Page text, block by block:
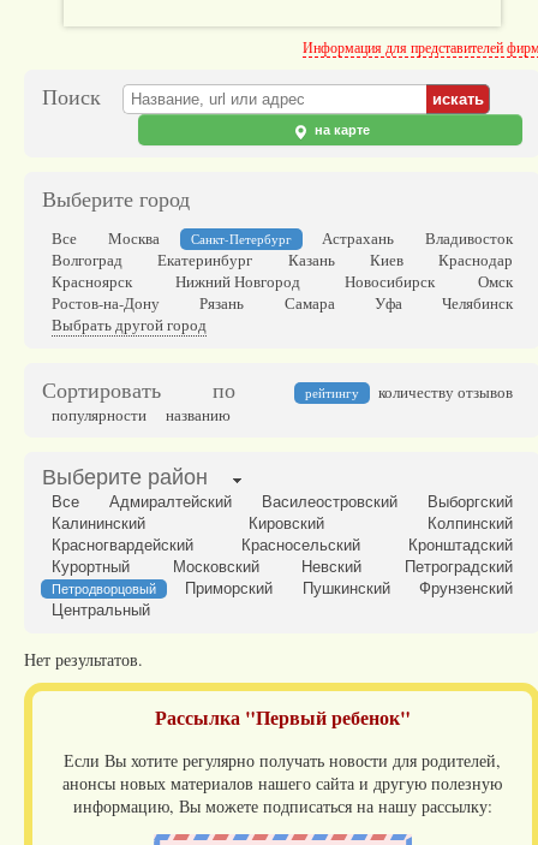
Информация для представителей
Поиск
на карте
Выберите город
Все Москва Санкт-Петербург Астрахань
Владивосток
Волгоград
Екатеринбург Казань Киев
Краснодар
Красноярск
Нижний Новгород Новосибирск
Омск
Ростов-на-Дону
Рязань Самара Уфа
Челябинск
Выбрать другой город
Сортировать по рейтингу
количеству отзывов
популярности
названию
Выберите район
Все Адмиралтейский Василеостровский
Выборгский
Калининский
Кировский
Колпинский
Красногвардейский
Красносельский
Кронштадский
Курортный
Московский Невский Петроградский
Петродворцовый Приморский Пушкинский
Фрунзенский
Центральный
Нет результатов.
Рассылка "Первый ребенок"
Если Вы хотите регулярно получать новости для родителей,
анонсы новых материалов нашего сайта и другую полезную
информацию, Вы можете подписаться на нашу рассылку: